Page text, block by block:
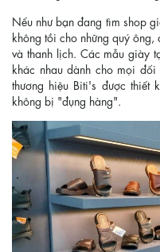
Nếu như bạn đang tìm shop
không tồi cho những quý ông,
và thanh lịch. Các mẫu giày
khác nhau dành cho mọi
thương hiệu Biti's được thiết
không bị "đụng hàng".